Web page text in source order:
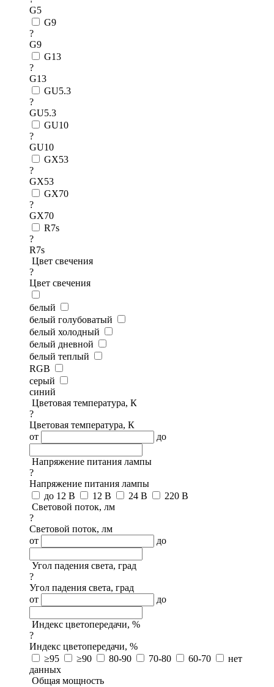
G5
G9
?
G9
G13
?
G13
GU5.3
?
GU5.3
GU10
?
GU10
GX53
?
GX53
GX70
?
GX70
R7s
?
R7s
Цвет свечения
?
Цвет свечения
белый
белый голубоватый
белый холодный
белый дневной
белый теплый
RGB
серый
синий
Цветовая температура, К
?
Цветовая температура, К
от
до
Напряжение питания лампы
?
Напряжение питания лампы
до 12 В
12 В 24 В
220 В
Световой поток, лм
?
Световой поток, лм
от
до
Угол падения света, град
?
Угол падения света, град
от
до
Индекс цветопередачи, %
?
Индекс цветопередачи, %
≥95
≥90 80-90 70-80 60-70
нет
данных
Общая мощность